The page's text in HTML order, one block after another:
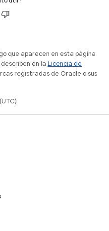
que aparecen en esta página
en la Licencia de
registradas de Oracle o sus